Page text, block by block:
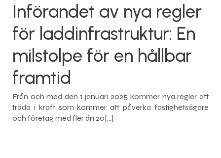
Införandet av nya regler
för laddinfrastruktur: En
milstolpe för en hållbar
framtid
Från och med den 1 januari 2025 kommer nya regler att
träda i kraft som kommer att påverka fastighetsägare
och företag med fler än 20[…]